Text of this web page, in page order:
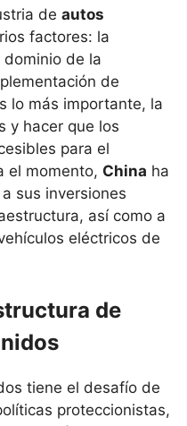
de autos
factores: la
de la
de
lo más importante, la
y hacer que los
para el
el momento, China ha
sus inversiones
así como a
eléctricos de
de
tiene el desafío de
proteccionistas,